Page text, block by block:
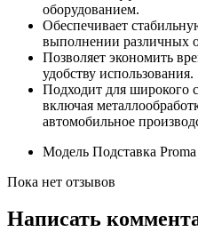
оборудованием.
Обеспечивает
выполнении различных
Позволяет экономить
удобству использования.
Подходит для широкого
включая
автомобильное
Модель Подставка
Пока нет отзывов
Написать